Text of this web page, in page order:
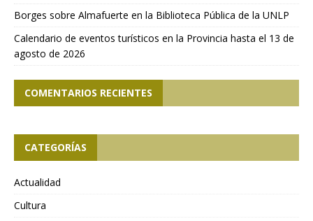
Borges sobre Almafuerte en la Biblioteca Pública de la UNLP
Calendario de eventos turísticos en la Provincia hasta el 13 de
agosto de 2026
COMENTARIOS RECIENTES
CATEGORÍAS
Actualidad
Cultura